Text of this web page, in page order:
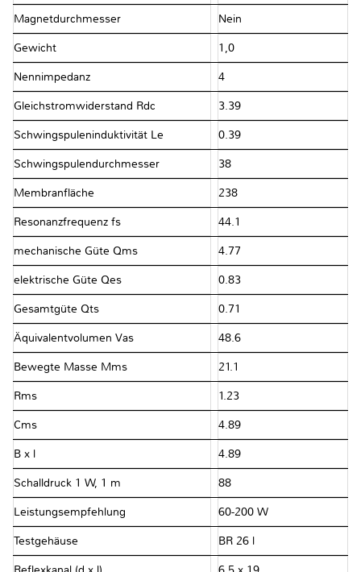
Magnetdurchmesser Nein
Gewicht 1,0
Nennimpedanz 4
Gleichstromwiderstand Rdc 3.39
Schwingspuleninduktivität Le 0.39
Schwingspulendurchmesser 38
Membranfläche 238
Resonanzfrequenz fs 44.1
mechanische Güte Qms 4.77
elektrische Güte Qes 0.83
Gesamtgüte Qts 0.71
Äquivalentvolumen Vas 48.6
Bewegte Masse Mms 21.1
Rms 1.23
Cms 4.89
B x l 4.89
Schalldruck 1 W, 1 m 88
Leistungsempfehlung 60-200 W
Testgehäuse BR 26 l